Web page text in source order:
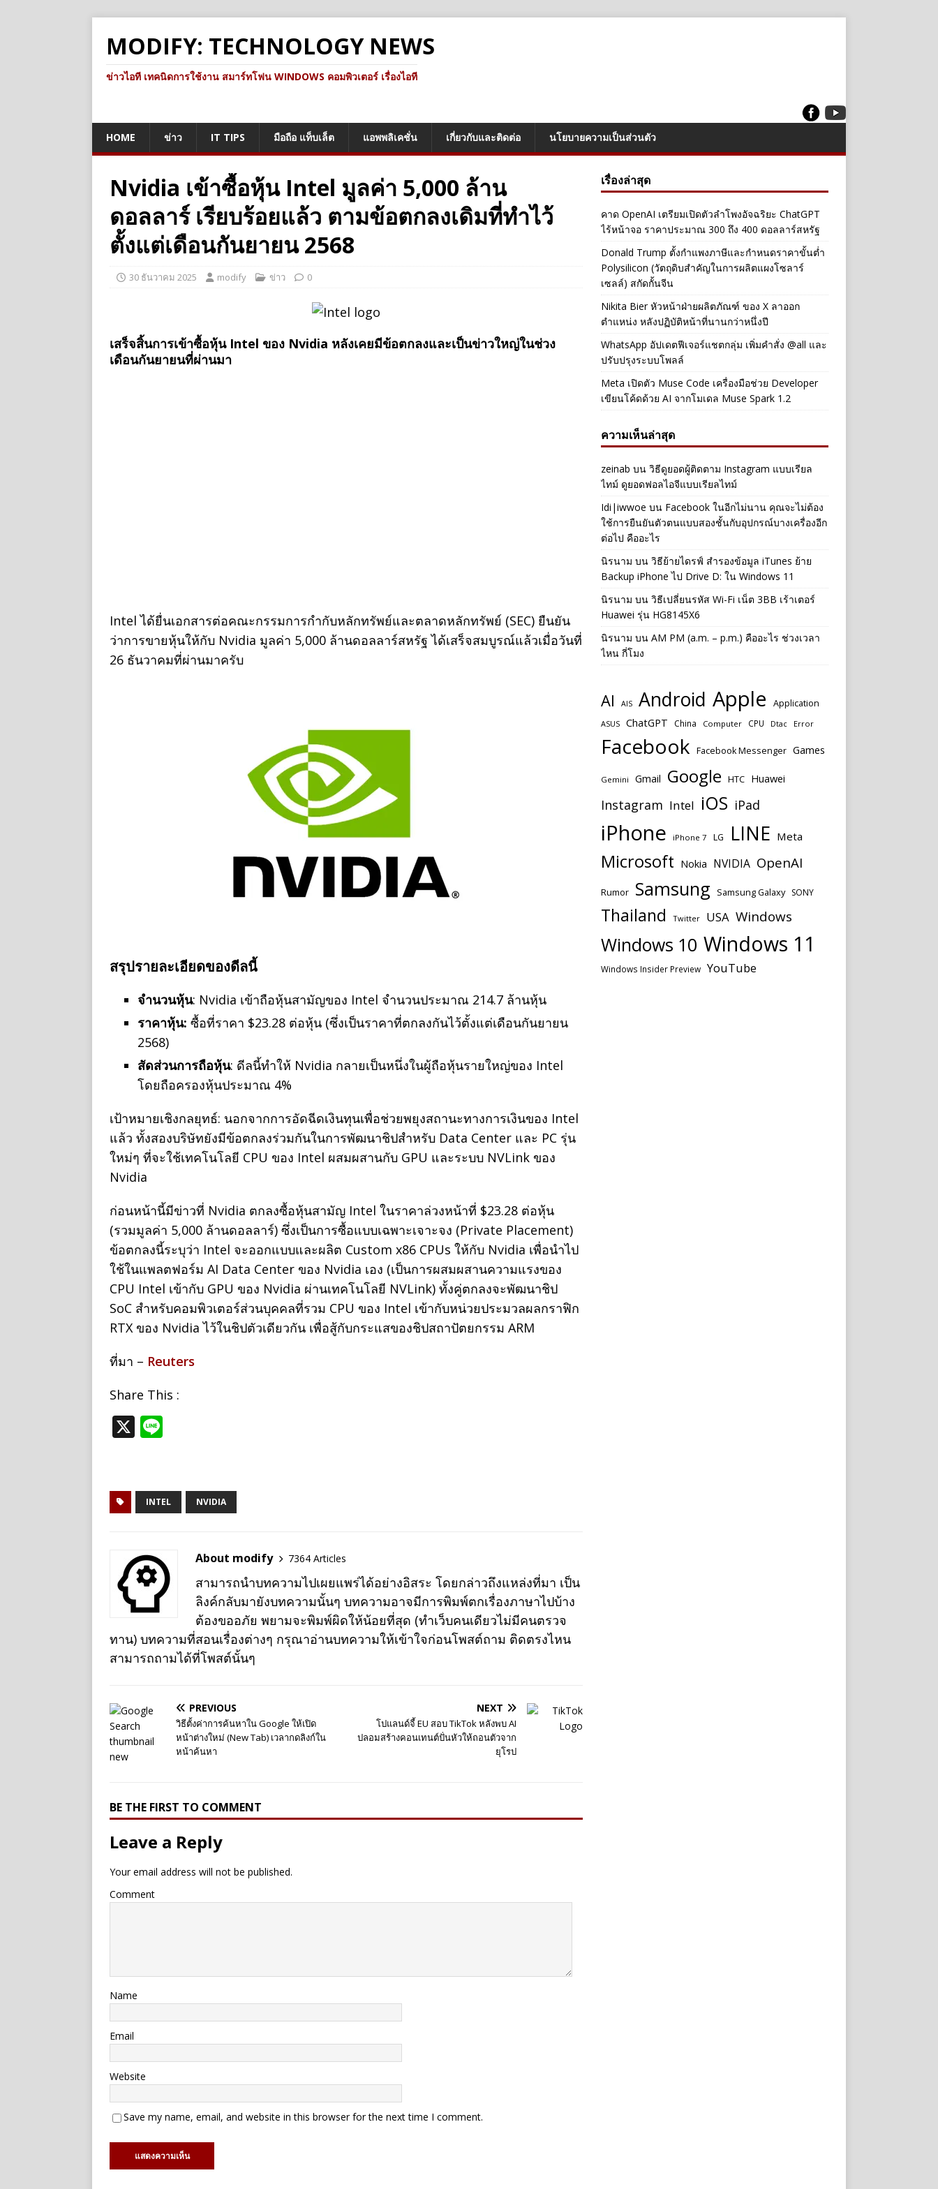
MODIFY: TECHNOLOGY NEWS
ข่าวไอที เทคนิดการใช้งาน สมาร์ทโฟน WINDOWS คอมพิวเตอร์ เรื่องไอที
HOME ข่าว IT TIPS มือถือ แท็บเล็ต แอพพลิเคชั่น เกี่ยวกับและติดต่อ นโยบายความเป็นส่วนตัว
Nvidia เข้าซื้อหุ้น Intel มูลค่า 5,000 ล้าน
ดอลลาร์ เรียบร้อยแล้ว ตามข้อตกลงเดิมที่ทำไว้
ตั้งแต่เดือนกันยายน 2568
30 ธันวาคม 2025 modify ข่าว 0
เสร็จสิ้นการเข้าซื้อหุ้น Intel ของ Nvidia หลังเคยมีข้อตกลงและเป็นข่าวใหญ่ในช่วง
เดือนกันยายนที่ผ่านมา
Intel ได้ยื่นเอกสารต่อคณะกรรมการกำกับหลักทรัพย์และตลาดหลักทรัพย์ (SEC) ยืนยัน
ว่าการขายหุ้นให้กับ Nvidia มูลค่า 5,000 ล้านดอลลาร์สหรัฐ ได้เสร็จสมบูรณ์แล้วเมื่อวันที่
26 ธันวาคมที่ผ่านมาครับ
สรุปรายละเอียดของดีลนี้
จำนวนหุ้น: Nvidia เข้าถือหุ้นสามัญของ Intel จำนวนประมาณ 214.7 ล้านหุ้น
ราคาหุ้น: ซื้อที่ราคา $23.28 ต่อหุ้น (ซึ่งเป็นราคาที่ตกลงกันไว้ตั้งแต่เดือนกันยายน
2568)
สัดส่วนการถือหุ้น: ดีลนี้ทำให้ Nvidia กลายเป็นหนึ่งในผู้ถือหุ้นรายใหญ่ของ Intel
โดยถือครองหุ้นประมาณ 4%
เป้าหมายเชิงกลยุทธ์: นอกจากการอัดฉีดเงินทุนเพื่อช่วยพยุงสถานะทางการเงินของ Intel
แล้ว ทั้งสองบริษัทยังมีข้อตกลงร่วมกันในการพัฒนาชิปสำหรับ Data Center และ PC รุ่น
ใหม่ๆ ที่จะใช้เทคโนโลยี CPU ของ Intel ผสมผสานกับ GPU และระบบ NVLink ของ
Nvidia
ก่อนหน้านี้มีข่าวที่ Nvidia ตกลงซื้อหุ้นสามัญ Intel ในราคาล่วงหน้าที่ $23.28 ต่อหุ้น
(รวมมูลค่า 5,000 ล้านดอลลาร์) ซึ่งเป็นการซื้อแบบเฉพาะเจาะจง (Private Placement)
ข้อตกลงนี้ระบุว่า Intel จะออกแบบและผลิต Custom x86 CPUs ให้กับ Nvidia เพื่อนำไป
ใช้ในแพลตฟอร์ม AI Data Center ของ Nvidia เอง (เป็นการผสมผสานความแรงของ
CPU Intel เข้ากับ GPU ของ Nvidia ผ่านเทคโนโลยี NVLink) ทั้งคู่ตกลงจะพัฒนาชิป
SoC สำหรับคอมพิวเตอร์ส่วนบุคคลที่รวม CPU ของ Intel เข้ากับหน่วยประมวลผลกราฟิก
RTX ของ Nvidia ไว้ในชิปตัวเดียวกัน เพื่อสู้กับกระแสของชิปสถาปัตยกรรม ARM
ที่มา – Reuters
Share This :
X
INTEL NVIDIA
About modify 7364 Articles
สามารถนำบทความไปเผยแพร่ได้อย่างอิสระ โดยกล่าวถึงแหล่งที่มา เป็น
ลิงค์กลับมายังบทความนั้นๆ บทความอาจมีการพิมพ์ตกเรื่องภาษาไปบ้าง
ต้องขออภัย พยามจะพิมพ์ผิดให้น้อยที่สุด (ทำเว็บคนเดียวไม่มีคนตรวจ
ทาน) บทความที่สอนเรื่องต่างๆ กรุณาอ่านบทความให้เข้าใจก่อนโพสต์ถาม ติดตรงไหน
สามารถถามได้ที่โพสต์นั้นๆ
PREVIOUS
วิธีตั้งค่าการค้นหาใน Google ให้เปิด
หน้าต่างใหม่ (New Tab) เวลากดลิงก์ใน
หน้าค้นหา
NEXT
โปแลนด์จี้ EU สอบ TikTok หลังพบ AI
ปลอมสร้างคอนเทนต์ปั่นหัวให้ถอนตัวจาก
ยุโรป
BE THE FIRST TO COMMENT
Leave a Reply
Your email address will not be published.
Comment
Name
Email
Website
Save my name, email, and website in this browser for the next time I comment.
เรื่องล่าสุด
คาด OpenAI เตรียมเปิดตัวลำโพงอัจฉริยะ ChatGPT
ไร้หน้าจอ ราคาประมาณ 300 ถึง 400 ดอลลาร์สหรัฐ
Donald Trump ตั้งกำแพงภาษีและกำหนดราคาขั้นต่ำ
Polysilicon (วัตถุดิบสำคัญในการผลิตแผงโซลาร์
เซลล์) สกัดกั้นจีน
Nikita Bier หัวหน้าฝ่ายผลิตภัณฑ์ ของ X ลาออก
ตำแหน่ง หลังปฏิบัติหน้าที่นานกว่าหนึ่งปี
WhatsApp อัปเดตฟีเจอร์แชตกลุ่ม เพิ่มคำสั่ง @all และ
ปรับปรุงระบบโพลล์
Meta เปิดตัว Muse Code เครื่องมือช่วย Developer
เขียนโค้ดด้วย AI จากโมเดล Muse Spark 1.2
ความเห็นล่าสุด
zeinab บน วิธีดูยอดผู้ติดตาม Instagram แบบเรียล
ไทม์ ดูยอดฟอลไอจีแบบเรียลไทม์
Idi|iwwoe บน Facebook ในอีกไม่นาน คุณจะไม่ต้อง
ใช้การยืนยันตัวตนแบบสองชั้นกับอุปกรณ์บางเครื่องอีก
ต่อไป คืออะไร
นิรนาม บน วิธีย้ายไดรฟ์ สำรองข้อมูล iTunes ย้าย
Backup iPhone ไป Drive D: ใน Windows 11
นิรนาม บน วิธีเปลี่ยนรหัส Wi-Fi เน็ต 3BB เร้าเตอร์
Huawei รุ่น HG8145X6
นิรนาม บน AM PM (a.m. – p.m.) คืออะไร ช่วงเวลา
ไหน กี่โมง
AI AIS Android Apple Application
ASUS ChatGPT China Computer CPU Dtac Error
Facebook Facebook Messenger Games
Gemini Gmail Google HTC Huawei
Instagram Intel iOS iPad
iPhone iPhone 7 LG LINE Meta
Microsoft Nokia NVIDIA OpenAI
Rumor Samsung Samsung Galaxy SONY
Thailand Twitter USA Windows
Windows 10 Windows 11
Windows Insider Preview YouTube